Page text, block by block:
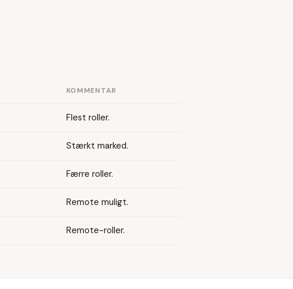
KOMMENTAR
Flest roller.
Stærkt marked.
Færre roller.
Remote muligt.
Remote-roller.